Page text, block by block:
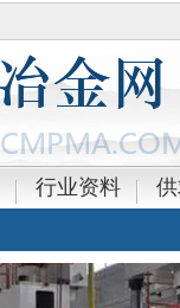
行业资料